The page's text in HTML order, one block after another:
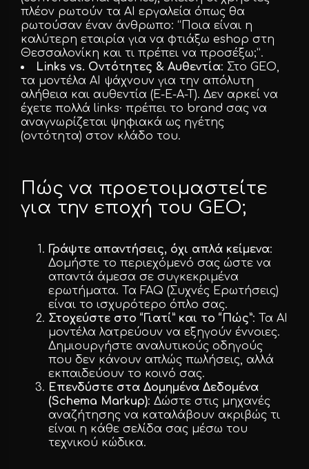
πλέον ρωτούν τα AI εργαλεία όπως θα
ρωτούσαν έναν άνθρωπο: “Ποια είναι η
καλύτερη εταιρία για να φτιάξω eshop στη
Θεσσαλονίκη και τι πρέπει να προσέξω;”.
Links vs. Οντότητες & Αυθεντία: Στο GEO,
τα μοντέλα AI ψάχνουν για την απόλυτη
αλήθεια και αυθεντία (E-E-A-T). Δεν αρκεί να
έχετε πολλά links· πρέπει το brand σας να
αναγνωρίζεται ψηφιακά ως ηγέτης
(οντότητα) στον κλάδο του.
Πώς να προετοιμαστείτε
για την εποχή του GEO;
Γράψτε απαντήσεις, όχι απλά κείμενα:
Δομήστε το περιεχόμενό σας ώστε να
απαντά άμεσα σε συγκεκριμένα
ερωτήματα. Τα FAQ (Συχνές Ερωτήσεις)
είναι το ισχυρότερο όπλο σας.
Στοχεύστε στο “Γιατί” και το “Πώς”: Τα AI
μοντέλα λατρεύουν να εξηγούν έννοιες.
Δημιουργήστε αναλυτικούς οδηγούς
που δεν κάνουν απλώς πωλήσεις, αλλά
εκπαιδεύουν το κοινό σας.
Επενδύστε στα Δομημένα Δεδομένα
(Schema Markup): Δώστε στις μηχανές
αναζήτησης να καταλάβουν ακριβώς τι
είναι η κάθε σελίδα σας μέσω του
τεχνικού κώδικα.